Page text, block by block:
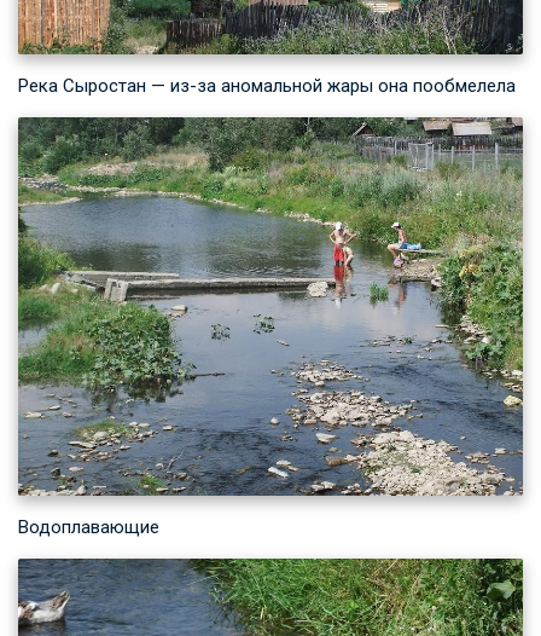
Река Сыростан — из-за аномальной жары она пообмелела
Водоплавающие